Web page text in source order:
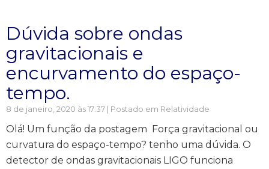
Dúvida sobre ondas
gravitacionais e
encurvamento do espaço-
tempo.
8 de janeiro, 2020 às 17:37 | Postado em Relatividade
Olá! Um função da postagem Força gravitacional ou
curvatura do espaço-tempo? tenho uma dúvida. O
detector de ondas gravitacionais LIGO funciona